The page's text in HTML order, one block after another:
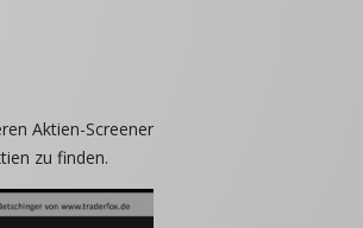
Aktien-Screener
zu finden.